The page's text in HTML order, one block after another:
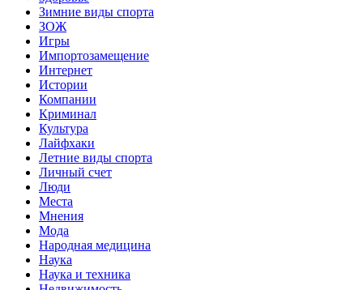
Зимние виды спорта
ЗОЖ
Игры
Импортозамещение
Интернет
Истории
Компании
Криминал
Культура
Лайфхаки
Летние виды спорта
Личный счет
Люди
Места
Мнения
Мода
Народная медицина
Наука
Наука и техника